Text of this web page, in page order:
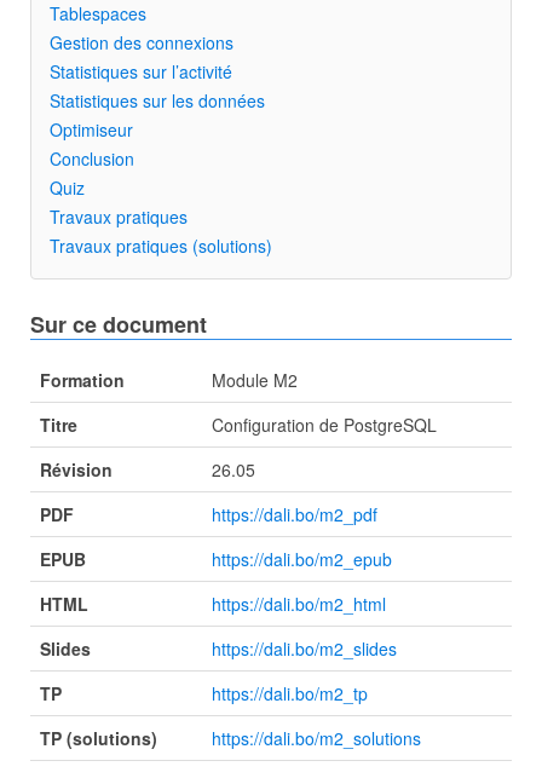
Tablespaces
Gestion des connexions
Statistiques sur l’activité
Statistiques sur les données
Optimiseur
Conclusion
Quiz
Travaux pratiques
Travaux pratiques (solutions)
Sur ce document
Formation
Module M2
Titre
Configuration de PostgreSQL
Révision
26.05
PDF
https://dali.bo/m2_pdf
EPUB
https://dali.bo/m2_epub
HTML
https://dali.bo/m2_html
Slides
https://dali.bo/m2_slides
TP
https://dali.bo/m2_tp
TP (solutions)
https://dali.bo/m2_solutions